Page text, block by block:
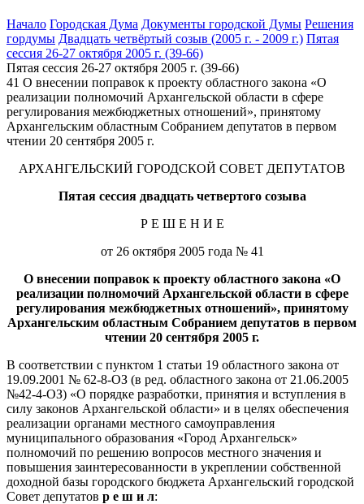
Начало Городская Дума Документы городской Думы Решения
гордумы Двадцать четвёртый созыв (2005 г. - 2009 г.) Пятая
сессия 26-27 октября 2005 г. (39-66)
Пятая сессия 26-27 октября 2005 г. (39-66)
41 О внесении поправок к проекту областного закона «О
реализации полномочий Архангельской области в сфере
регулирования межбюджетных отношений», принятому
Архангельским областным Собранием депутатов в первом
чтении 20 сентября 2005 г.
АРХАНГЕЛЬСКИЙ ГОРОДСКОЙ СОВЕТ ДЕПУТАТОВ
Пятая сессия двадцать четвертого созыва
Р Е Ш Е Н И Е
от 26 октября 2005 года № 41
О внесении поправок к проекту областного закона «О
реализации полномочий Архангельской области в сфере
регулирования межбюджетных отношений», принятому
Архангельским областным Собранием депутатов в первом
чтении 20 сентября 2005 г.
В соответствии с пунктом 1 статьи 19 областного закона от
19.09.2001 № 62-8-ОЗ (в ред. областного закона от 21.06.2005
№42-4-ОЗ) «О порядке разработки, принятия и вступления в
силу законов Архангельской области» и в целях обеспечения
реализации органами местного самоуправления
муниципального образования «Город Архангельск»
полномочий по решению вопросов местного значения и
повышения заинтересованности в укреплении собственной
доходной базы городского бюджета Архангельский городской
Совет депутатов р е ш и л: